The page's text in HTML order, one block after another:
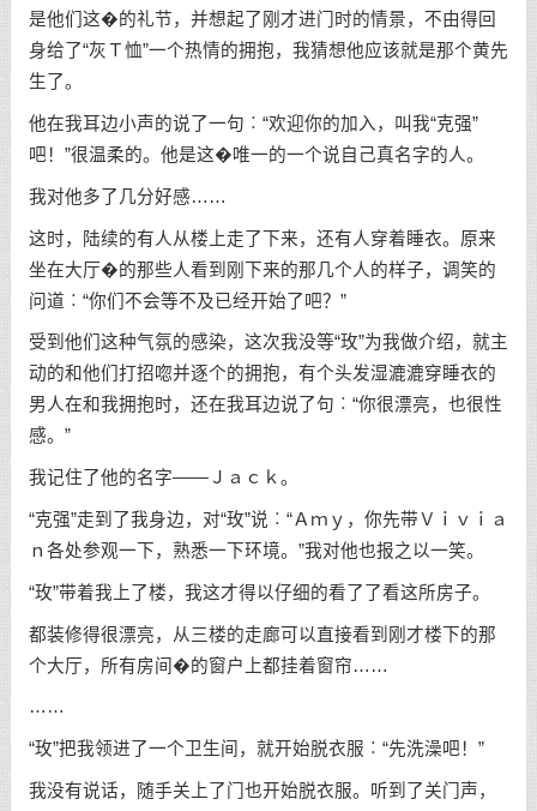
是他们这�的礼节，并想起了刚才进门时的情景，不由得回
身给了“灰Ｔ恤”一个热情的拥抱，我猜想他应该就是那个黄先
生了。
他在我耳边小声的说了一句︰“欢迎你的加入，叫我“克强”
吧！”很温柔的。他是这�唯一的一个说自己真名字的人。
我对他多了几分好感……
这时，陆续的有人从楼上走了下来，还有人穿着睡衣。原来
坐在大厅�的那些人看到刚下来的那几个人的样子，调笑的
问道︰“你们不会等不及已经开始了吧？”
受到他们这种气氛的感染，这次我没等“玫”为我做介绍，就主
动的和他们打招唿并逐个的拥抱，有个头发湿漉漉穿睡衣的
男人在和我拥抱时，还在我耳边说了句︰“你很漂亮，也很性
感。”
我记住了他的名字——Ｊａｃｋ。
“克强”走到了我身边，对“玫”说︰“Ａｍｙ，你先带Ｖｉｖｉａ
ｎ各处参观一下，熟悉一下环境。”我对他也报之以一笑。
“玫”带着我上了楼，我这才得以仔细的看了了看这所房子。
都装修得很漂亮，从三楼的走廊可以直接看到刚才楼下的那
个大厅，所有房间�的窗户上都挂着窗帘……
……
“玫”把我领进了一个卫生间，就开始脱衣服︰“先洗澡吧！”
我没有说话，随手关上了门也开始脱衣服。听到了关门声，